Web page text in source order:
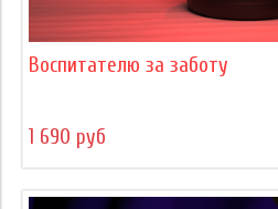
Воспитателю за заботу
1 690 руб